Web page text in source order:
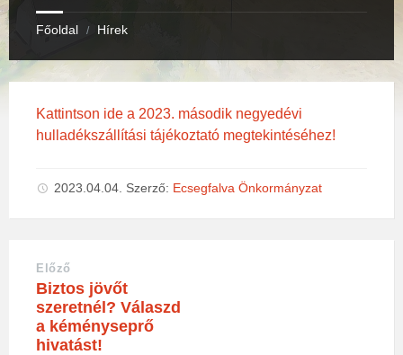
Főoldal / Hírek
Kattintson ide a 2023. második negyedévi
hulladékszállítási tájékoztató megtekintéséhez!
2023.04.04. Szerző: Ecsegfalva Önkormányzat
Előző
Biztos jövőt
szeretnél? Válaszd
a kéményseprő
hivatást!